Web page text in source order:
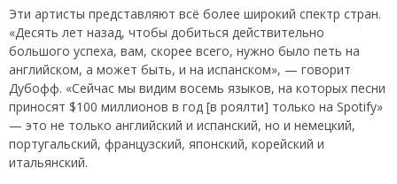
Эти артисты представляют всё более широкий спектр стран.
«Десять лет назад, чтобы добиться действительно
большого успеха, вам, скорее всего, нужно было петь на
английском, а может быть, и на испанском», — говорит
Дубофф. «Сейчас мы видим восемь языков, на которых песни
приносят $100 миллионов в год [в роялти] только на Spotify»
— это не только английский и испанский, но и немецкий,
португальский, французский, японский, корейский и
итальянский.